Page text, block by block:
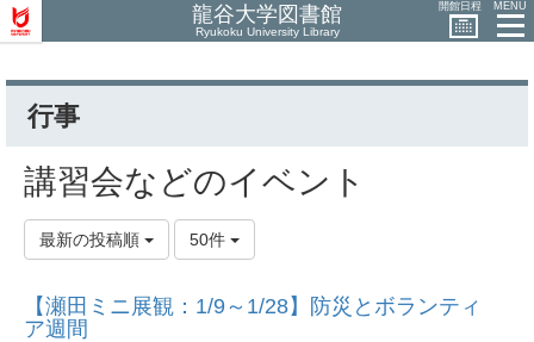
龍谷大学図書館
Ryukoku University Library
開館日程 MENU
行事
講習会などのイベント
最新の投稿順 50件
【瀬田ミニ展観：1/9～1/28】防災とボランティ
ア週間